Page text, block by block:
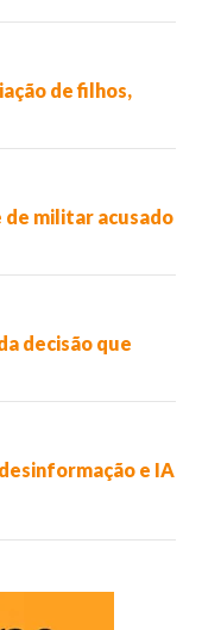
de filhos,
militar acusado
decisão que
e IA